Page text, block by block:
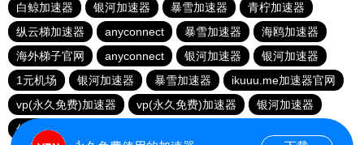
白鲸加速器
银河加速器 暴雪加速器
青柠加速器
纵云梯加速器
anyconnect 暴雪加速器
海鸥加速器
海外梯子官网
anyconnect 银河加速器
银河加速器
1元机场
银河加速器 暴雪加速器
ikuuu.me加速器官网
vp(永久免费)加速器
vp(永久免费)加速器
银河加速器
优云666